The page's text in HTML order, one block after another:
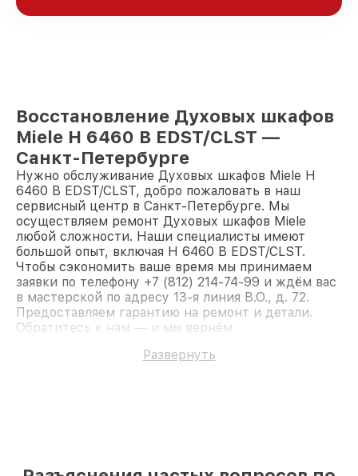
Восстановление Духовых шкафов
Miele H 6460 B EDST/CLST —
Санкт-Петербурге
Нужно обслуживание Духовых шкафов Miele H
6460 B EDST/CLST, добро пожаловать в наш
сервисный центр в Санкт-Петербурге. Мы
осуществляем ремонт Духовых шкафов Miele
любой сложности. Наши специалисты имеют
большой опыт, включая H 6460 B EDST/CLST.
Чтобы сэкономить ваше время мы принимаем
заявки по телефону +7 (812) 214-74-99 и ждём вас
в мастерской по адресу 13-я линия В.О., д. 72.
Предоставляем гарантию на ремонт и детали.
Обратитесь к нам — и мы вернём
Развернуть